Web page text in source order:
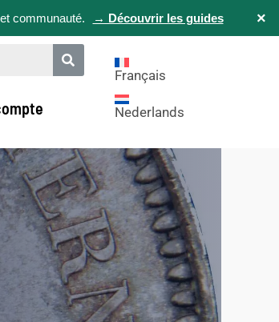
communauté. → Découvrir les guides ×
Français
Nederlands